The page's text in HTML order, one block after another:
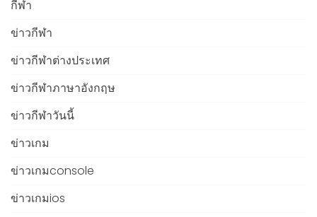
กีฬา
ข่าวกีฬา
ข่าวกีฬาต่างประเทศ
ข่าวกีฬาภาษาอังกฤษ
ข่าวกีฬาวันนี้
ข่าวเกม
ข่าวเกมconsole
ข่าวเกมios